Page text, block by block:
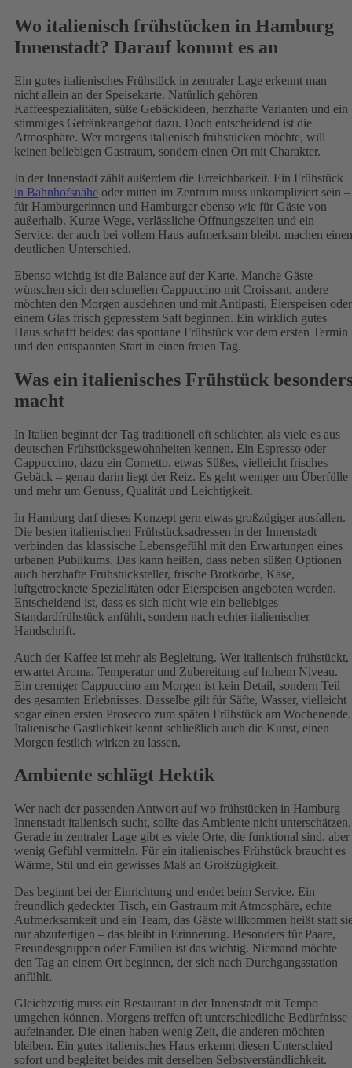
Wo italienisch frühstücken in Hamburg
Innenstadt? Darauf kommt es an
Ein gutes italienisches Frühstück in zentraler Lage erkennt man
nicht allein an der Speisekarte. Natürlich gehören
Kaffeespezialitäten, süße Gebäckideen, herzhafte Varianten und ein
stimmiges Getränkeangebot dazu. Doch entscheidend ist die
Atmosphäre. Wer morgens italienisch frühstücken möchte, will
keinen beliebigen Gastraum, sondern einen Ort mit Charakter.
In der Innenstadt zählt außerdem die Erreichbarkeit. Ein Frühstück
in Bahnhofsnähe oder mitten im Zentrum muss unkompliziert sein –
für Hamburgerinnen und Hamburger ebenso wie für Gäste von
außerhalb. Kurze Wege, verlässliche Öffnungszeiten und ein
Service, der auch bei vollem Haus aufmerksam bleibt, machen einen
deutlichen Unterschied.
Ebenso wichtig ist die Balance auf der Karte. Manche Gäste
wünschen sich den schnellen Cappuccino mit Croissant, andere
möchten den Morgen ausdehnen und mit Antipasti, Eierspeisen oder
einem Glas frisch gepresstem Saft beginnen. Ein wirklich gutes
Haus schafft beides: das spontane Frühstück vor dem ersten Termin
und den entspannten Start in einen freien Tag.
Was ein italienisches Frühstück
macht
In Italien beginnt der Tag traditionell oft schlichter, als viele es aus
deutschen Frühstücksgewohnheiten kennen. Ein Espresso oder
Cappuccino, dazu ein Cornetto, etwas Süßes, vielleicht frisches
Gebäck – genau darin liegt der Reiz. Es geht weniger um Überfülle
und mehr um Genuss, Qualität und Leichtigkeit.
In Hamburg darf dieses Konzept gern etwas großzügiger ausfallen.
Die besten italienischen Frühstücksadressen in der Innenstadt
verbinden das klassische Lebensgefühl mit den Erwartungen eines
urbanen Publikums. Das kann heißen, dass neben süßen Optionen
auch herzhafte Frühstücksteller, frische Brotkörbe, Käse,
luftgetrocknete Spezialitäten oder Eierspeisen angeboten werden.
Entscheidend ist, dass es sich nicht wie ein beliebiges
Standardfrühstück anfühlt, sondern nach echter italienischer
Handschrift.
Auch der Kaffee ist mehr als Begleitung. Wer italienisch frühstückt,
erwartet Aroma, Temperatur und Zubereitung auf hohem Niveau.
Ein cremiger Cappuccino am Morgen ist kein Detail, sondern Teil
des gesamten Erlebnisses. Dasselbe gilt für Säfte, Wasser, vielleicht
sogar einen ersten Prosecco zum späten Frühstück am Wochenende.
Italienische Gastlichkeit kennt schließlich auch die Kunst, einen
Morgen festlich wirken zu lassen.
Ambiente schlägt Hektik
Wer nach der passenden Antwort auf wo frühstücken in Hamburg
Innenstadt italienisch sucht, sollte das Ambiente nicht unterschätzen.
Gerade in zentraler Lage gibt es viele Orte, die funktional sind, aber
wenig Gefühl vermitteln. Für ein italienisches Frühstück braucht es
Wärme, Stil und ein gewisses Maß an Großzügigkeit.
Das beginnt bei der Einrichtung und endet beim Service. Ein
freundlich gedeckter Tisch, ein Gastraum mit Atmosphäre, echte
Aufmerksamkeit und ein Team, das Gäste willkommen heißt statt
nur abzufertigen – das bleibt in Erinnerung. Besonders für Paare,
Freundesgruppen oder Familien ist das wichtig. Niemand möchte
den Tag an einem Ort beginnen, der sich nach Durchgangsstation
anfühlt.
Gleichzeitig muss ein Restaurant in der Innenstadt mit Tempo
umgehen können. Morgens treffen oft unterschiedliche Bedürfnisse
aufeinander. Die einen haben wenig Zeit, die anderen möchten
bleiben. Ein gutes italienisches Haus erkennt diesen Unterschied
sofort und begleitet beides mit derselben Selbstverständlichkeit.